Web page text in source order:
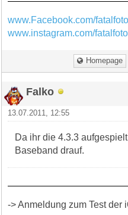
www.Facebook.com/fatalfoto
www.instagram.com/fatalfoto
Homepage
Falko
13.07.2011, 12:55
Da ihr die 4.3.3
Baseband drauf.
-> Anmeldung zum Test der